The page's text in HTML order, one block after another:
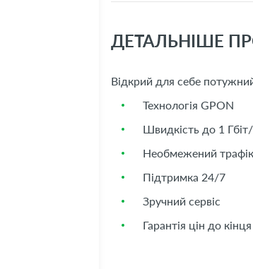
ДЕТАЛЬНІШЕ
Відкрий для себе
Технологія GPON
Швидкість до 1
Необмежений трафік
Підтримка 24/7
Зручний сервіс
Гарантія цін до